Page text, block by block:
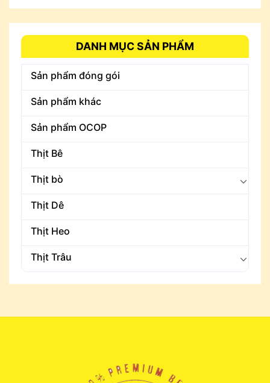
DANH MỤC SẢN PHẨM
Sản phẩm đóng gói
Sản phẩm khác
Sản phẩm OCOP
Thịt Bê
Thịt bò
Thịt Dê
Thịt Heo
Thịt Trâu